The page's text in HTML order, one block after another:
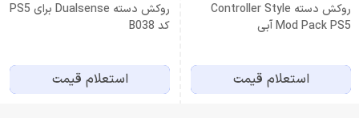
روکش دسته Controller Style
Mod Pack PS5 آبی
استعلام قیمت
روکش دسته Dualsense برای PS5
کد B038
استعلام قیمت